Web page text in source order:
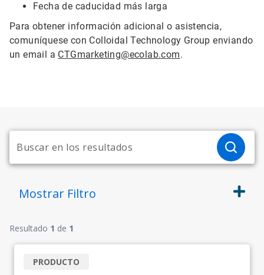
Fecha de caducidad más larga
Para obtener información adicional o asistencia,
comuníquese con Colloidal Technology Group enviando
un email a CTGmarketing@ecolab.com.
Mostrar Filtro
Resultado 1 de 1
PRODUCTO